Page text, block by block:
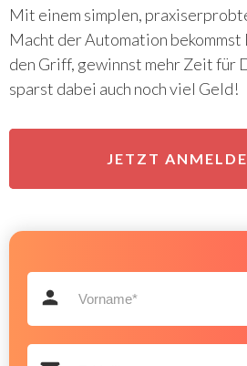
Mit einem simplen,
Macht der Automation bekommst
den Griff, gewinnst mehr Zeit für
sparst dabei auch noch viel Geld!
JETZT